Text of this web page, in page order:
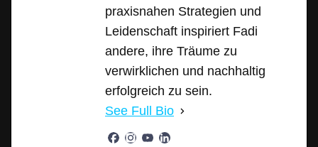
praxisnahen Strategien und
Leidenschaft inspiriert Fadi
andere, ihre Träume zu
verwirklichen und nachhaltig
erfolgreich zu sein.
See Full Bio